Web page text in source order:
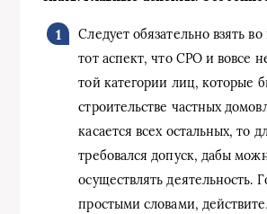
Следует обязательно взять
тот аспект, что СРО и вовсе
той категории лиц, которые
строительстве частных
касается всех остальных, то
требовался допуск, дабы
осуществлять деятельность.
простыми словами,